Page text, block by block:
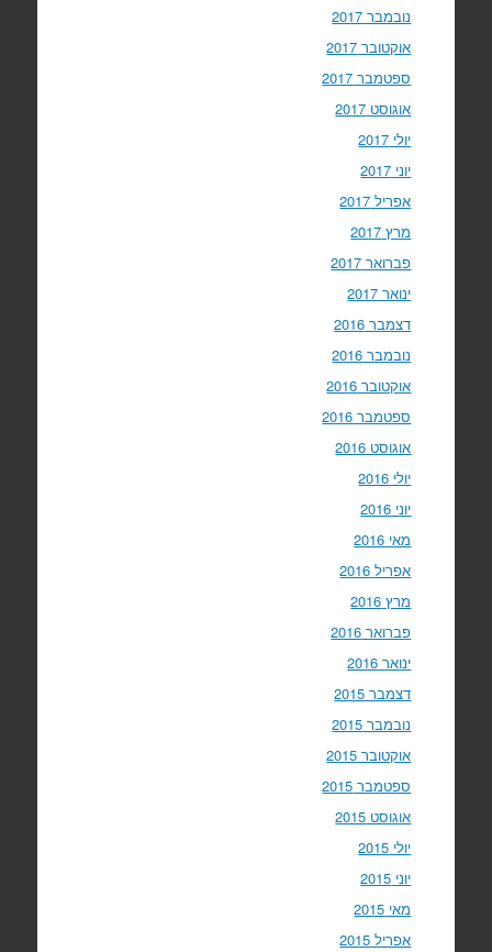
נובמבר 2017
אוקטובר 2017
ספטמבר 2017
אוגוסט 2017
יולי 2017
יוני 2017
אפריל 2017
מרץ 2017
פברואר 2017
ינואר 2017
דצמבר 2016
נובמבר 2016
אוקטובר 2016
ספטמבר 2016
אוגוסט 2016
יולי 2016
יוני 2016
מאי 2016
אפריל 2016
מרץ 2016
פברואר 2016
ינואר 2016
דצמבר 2015
נובמבר 2015
אוקטובר 2015
ספטמבר 2015
אוגוסט 2015
יולי 2015
יוני 2015
מאי 2015
אפריל 2015